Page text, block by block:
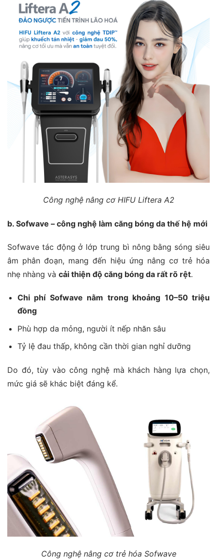
Công nghệ nâng cơ HIFU Liftera A2
b. Sofwave – công nghệ làm căng bóng da thế hệ mới
Sofwave tác động ở lớp trung bì nông bằng sóng siêu
âm phân đoạn, mang đến hiệu ứng nâng cơ trẻ hóa
nhẹ nhàng và cải thiện độ căng bóng da rất rõ rệt.
Chi phí Sofwave nằm trong khoảng 10–50 triệu
đồng
Phù hợp da mỏng, người ít nếp nhăn sâu
Tỷ lệ đau thấp, không cần thời gian nghỉ dưỡng
Do đó, tùy vào công nghệ mà khách hàng lựa chọn,
mức giá sẽ khác biệt đáng kể.
Công nghệ nâng cơ trẻ hóa Sofwave